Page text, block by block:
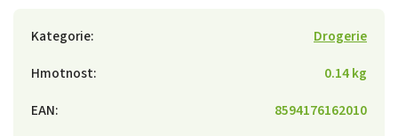
Kategorie:
Drogerie
Hmotnost:
0.14 kg
EAN:
8594176162010